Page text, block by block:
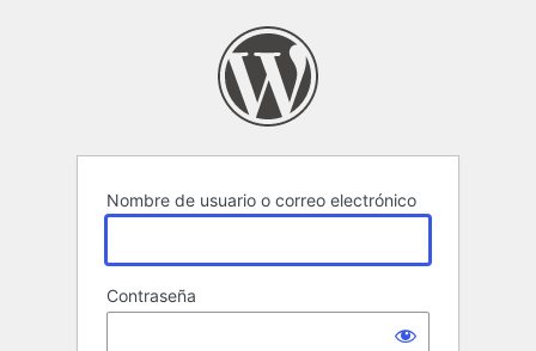
Nombre de usuario o correo electrónico
Contraseña